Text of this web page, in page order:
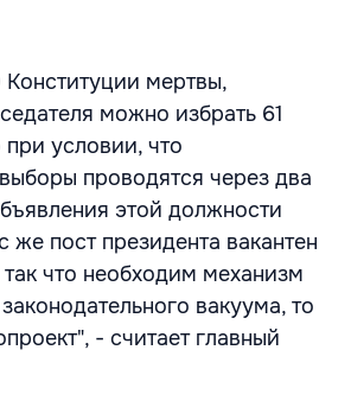
Конституции мертвы,
можно избрать 61
условии, что
проводятся через два
этой должности
же пост президента вакантен
что необходим механизм
вакуума, то
- считает главный